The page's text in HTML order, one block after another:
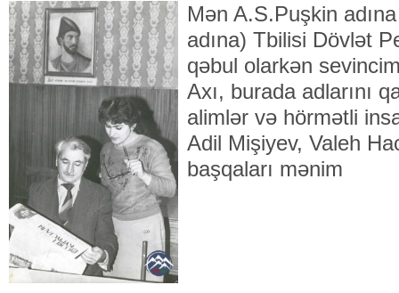
Mən A.S.Puşkin
adına) Tbilisi Dövlət
qəbul olarkən
Axı, burada adlarını
alimlər və hörmətli
Adil Mişiyev, Valeh
başqaları mənim